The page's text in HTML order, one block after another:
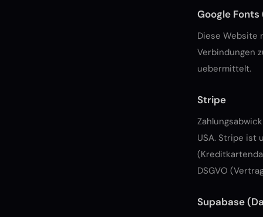
Google
Diese Website
Verbindungen
uebermittelt.
Stripe
USA. Stripe ist
DSGVO
Supabase